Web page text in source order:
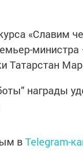
«Славим
Татарстан
награды
вTelegram-